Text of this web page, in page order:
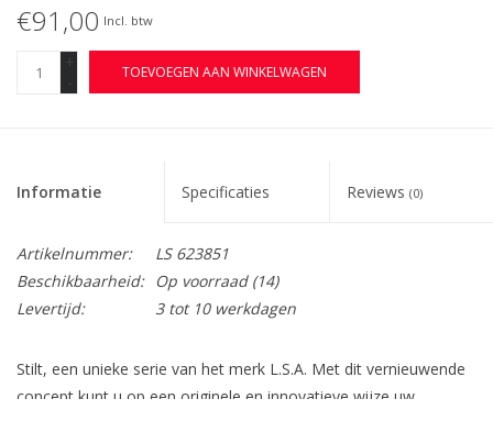
€91,00 Incl. btw
+
-
TOEVOEGEN AAN WINKELWAGEN
Informatie Specificaties Reviews (0)
Artikelnummer:
LS 623851
Beschikbaarheid:
Op voorraad(14)
Levertijd:
3 tot 10 werkdagen
Stilt, een unieke serie van het merk L.S.A. Met dit vernieuwende
concept kunt u op een originele en innovatieve wijze uw